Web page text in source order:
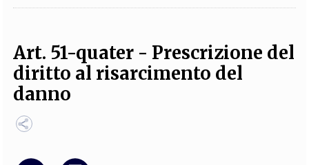
TEAM
FOTOGRAFI PARTNER COLLABORA CON NOI
Art. 51-quater - Prescrizione del
diritto al risarcimento del
danno